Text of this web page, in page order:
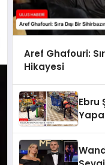
Aref Ghafouri:
Hikayesi
Ebru